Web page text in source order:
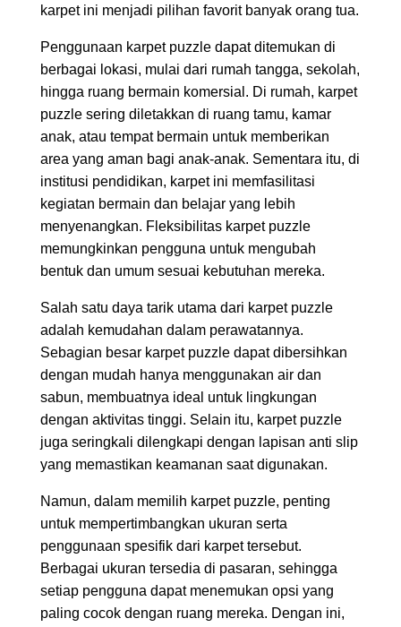
karpet ini menjadi pilihan favorit banyak orang tua.
Penggunaan karpet puzzle dapat ditemukan di
berbagai lokasi, mulai dari rumah tangga, sekolah,
hingga ruang bermain komersial. Di rumah, karpet
puzzle sering diletakkan di ruang tamu, kamar
anak, atau tempat bermain untuk memberikan
area yang aman bagi anak-anak. Sementara itu, di
institusi pendidikan, karpet ini memfasilitasi
kegiatan bermain dan belajar yang lebih
menyenangkan. Fleksibilitas karpet puzzle
memungkinkan pengguna untuk mengubah
bentuk dan umum sesuai kebutuhan mereka.
Salah satu daya tarik utama dari karpet puzzle
adalah kemudahan dalam perawatannya.
Sebagian besar karpet puzzle dapat dibersihkan
dengan mudah hanya menggunakan air dan
sabun, membuatnya ideal untuk lingkungan
dengan aktivitas tinggi. Selain itu, karpet puzzle
juga seringkali dilengkapi dengan lapisan anti slip
yang memastikan keamanan saat digunakan.
Namun, dalam memilih karpet puzzle, penting
untuk mempertimbangkan ukuran serta
penggunaan spesifik dari karpet tersebut.
Berbagai ukuran tersedia di pasaran, sehingga
setiap pengguna dapat menemukan opsi yang
paling cocok dengan ruang mereka. Dengan ini,